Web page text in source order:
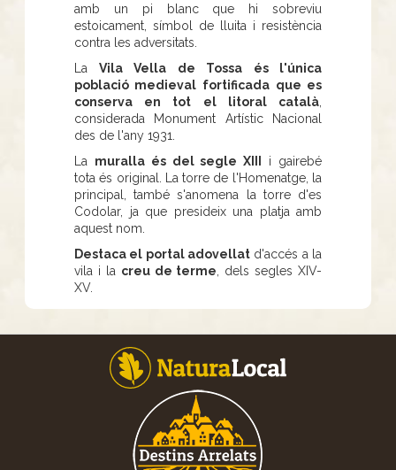
amb un pi blanc que hi sobreviu
estoicament, símbol de lluita i resistència
contra les adversitats.
La Vila Vella de Tossa és l'única
població medieval fortificada que es
conserva en tot el litoral català
considerada Monument Artístic Nacional
des de l'any 1931.
La muralla és del segle XIII
i gairebé
tota és original. La torre de l'Homenatge, la
principal, també s'anomena la torre d'es
Codolar, ja que presideix una platja amb
aquest nom.
Destaca el portal adovellat d'accés a la
vila i la creu de terme , dels segles XIV-
XV.